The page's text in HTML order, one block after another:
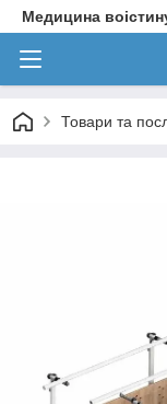
Медицина
Товари та